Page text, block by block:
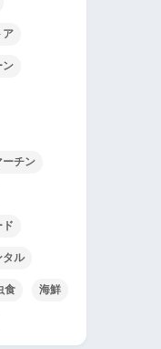
ア
ン
ーチン
ド
タル
食 海鮮